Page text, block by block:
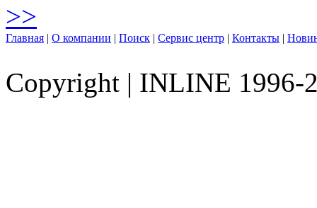
>>
Главная | О компании | Поиск | Сервис центр | Контакты |
Copyright | INLINE 1996-